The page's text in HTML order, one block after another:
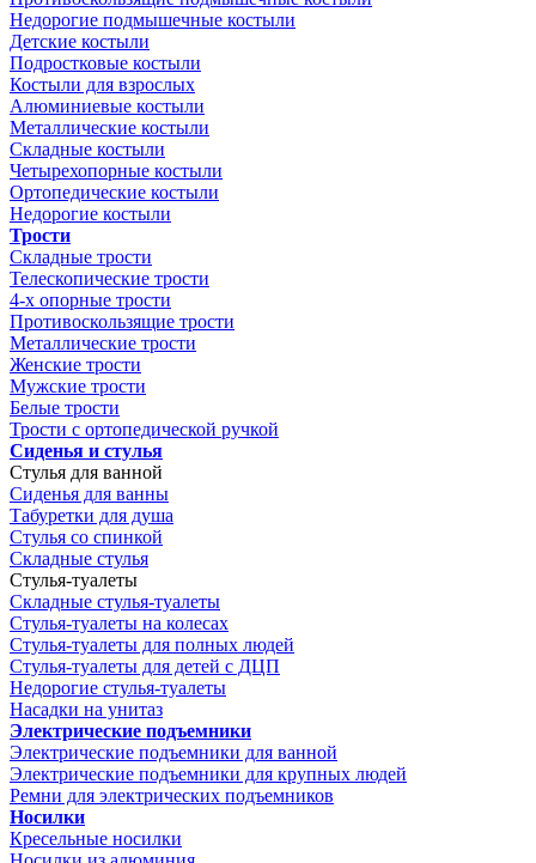
Недорогие подмышечные костыли
Детские костыли
Подростковые костыли
Костыли для взрослых
Алюминиевые костыли
Металлические костыли
Складные костыли
Четырехопорные костыли
Ортопедические костыли
Недорогие костыли
Трости
Складные трости
Телескопические трости
4-х опорные трости
Противоскользящие трости
Металлические трости
Женские трости
Мужские трости
Белые трости
Трости с ортопедической ручкой
Сиденья и стулья
Стулья для ванной
Сиденья для ванны
Табуретки для душа
Стулья со спинкой
Складные стулья
Стулья-туалеты
Складные стулья-туалеты
Стулья-туалеты на колесах
Стулья-туалеты для полных людей
Стулья-туалеты для детей с ДЦП
Недорогие стулья-туалеты
Насадки на унитаз
Электрические подъемники
Электрические подъемники для ванной
Электрические подъемники для крупных людей
Ремни для электрических подъемников
Носилки
Кресельные носилки